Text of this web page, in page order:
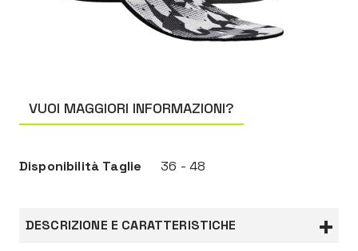
VUOI MAGGIORI INFORMAZIONI?
Disponibilità Taglie 36 - 48
DESCRIZIONE E CARATTERISTICHE